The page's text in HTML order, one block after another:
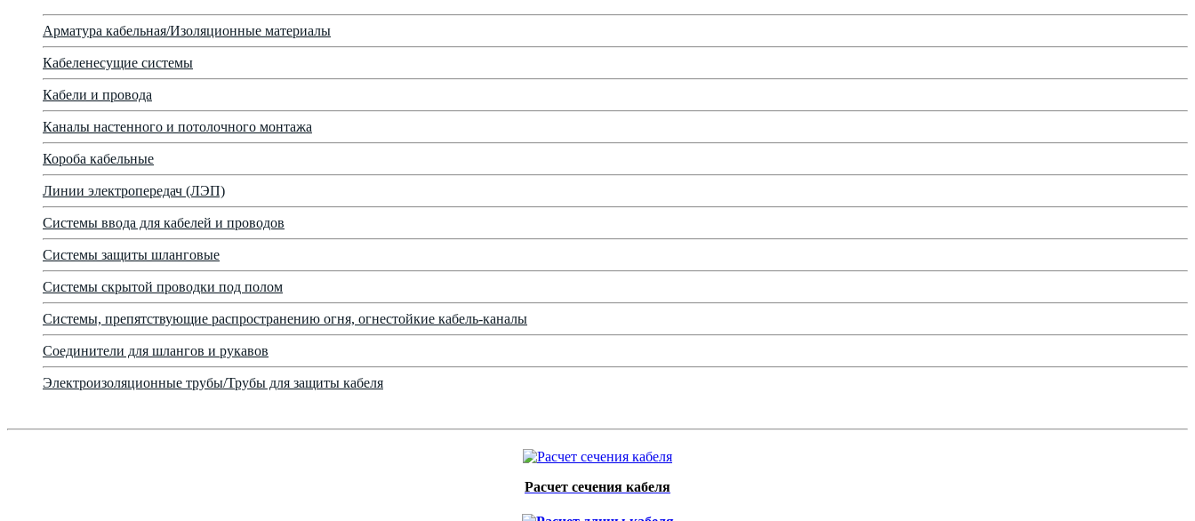
Арматура кабельная/Изоляционные материалы
Кабеленесущие системы
Кабели и провода
Каналы настенного и потолочного монтажа
Короба кабельные
Линии электропередач (ЛЭП)
Системы ввода для кабелей и проводов
Системы защиты шланговые
Системы скрытой проводки под полом
Системы, препятствующие распространению огня, огнестойкие кабель-каналы
Соединители для шлангов и рукавов
Электроизоляционные трубы/Трубы для защиты кабеля
Расчет сечения кабеля